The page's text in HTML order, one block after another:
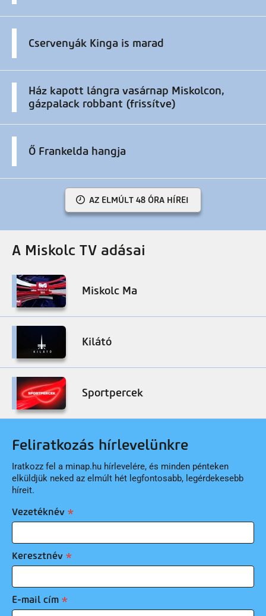
Cservenyák Kinga is marad
Ház kapott lángra vasárnap Miskolcon,
gázpalack robbant (frissítve)
Ő Frankelda hangja
AZ ELMÚLT 48 ÓRA HÍREI
A Miskolc TV adásai
Miskolc Ma
Kilátó
Sportpercek
Feliratkozás hírlevelünkre
Iratkozz fel a minap.hu hírlevelére, és minden pénteken
elküldjük neked az elmúlt hét legfontosabb, legérdekesebb
híreit.
Vezetéknév
Keresztnév
E-mail cím